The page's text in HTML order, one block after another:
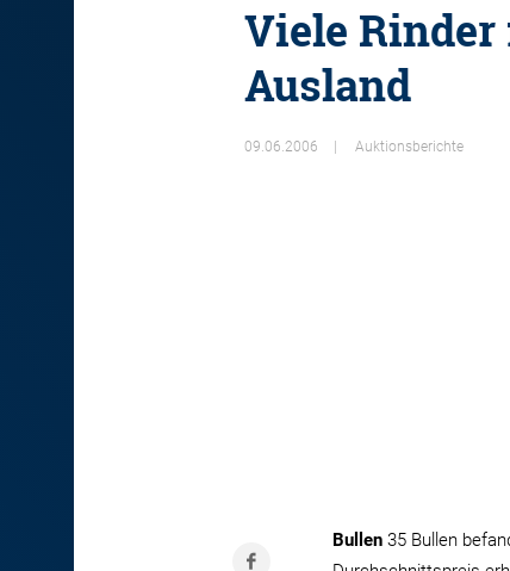
Viele Rinder
Ausland
09.06.2006 Auktionsberichte
Bullen 35 Bullen